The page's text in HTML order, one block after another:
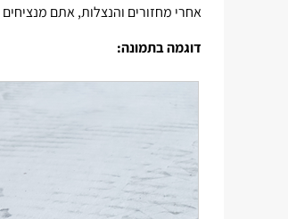
אחרי מחזורים והנצלות, אתם
דוגמה בתמונה: